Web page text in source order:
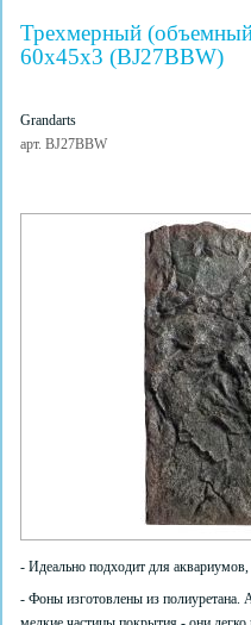
Трехмерный
60х45х3 (BJ27BBW)
Grandarts
арт. BJ27BBW
- Идеально подходит для аквариумов,
- Фоны изготовлены из полиуретана.